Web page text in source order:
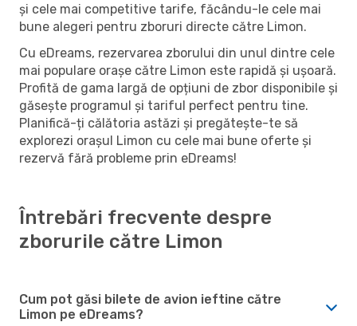
și cele mai competitive tarife, făcându-le cele mai
bune alegeri pentru zboruri directe către Limon.
Cu eDreams, rezervarea zborului din unul dintre cele
mai populare orașe către Limon este rapidă și ușoară.
Profită de gama largă de opțiuni de zbor disponibile și
găsește programul și tariful perfect pentru tine.
Planifică-ți călătoria astăzi și pregătește-te să
explorezi orașul Limon cu cele mai bune oferte și
rezervă fără probleme prin eDreams!
Întrebări frecvente despre
zborurile către Limon
Cum pot găsi bilete de avion ieftine către
Limon pe eDreams?